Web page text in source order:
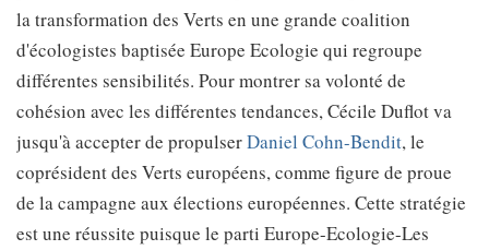
la transformation des Verts en une grande coalition
d'écologistes baptisée Europe Ecologie qui regroupe
différentes sensibilités. Pour montrer sa volonté de
cohésion avec les différentes tendances, Cécile Duflot va
jusqu'à accepter de propulserDaniel Cohn-Bendit, le
coprésident des Verts européens, comme figure de proue
de la campagne aux élections européennes. Cette stratégie
est une réussite puisque le parti Europe-Ecologie-Les